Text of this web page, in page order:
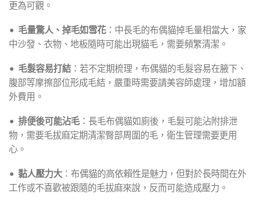
更為可觀。
• 毛量驚人、掉毛如雪花：中長毛的布偶貓掉毛量相當大，家
中沙發、衣物、地板隨時可能出現貓毛，需要頻繁清潔。
• 毛髮容易打結：若不定期梳理，布偶貓的毛髮容易在腋下、
腹部等摩擦部位形成毛結，嚴重時需要請美容師處理，增加額
外費用。
• 排便後可能沾毛：長毛布偶貓如廁後，毛髮可能沾附排泄
物，需要毛拔麻定期清潔臀部周圍的毛，衛生管理需要更用
心。
• 黏人壓力大 ：布偶貓的高依賴性是魅力，但對於長時間在外
工作或不喜歡被跟隨的毛拔麻來說，反而可能造成壓力。